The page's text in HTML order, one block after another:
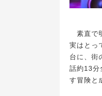
素直で
実はとっ
台に、街
話約13分
す冒険と